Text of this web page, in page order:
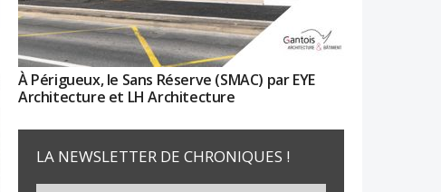
À Périgueux, le Sans Réserve (SMAC) par EYE
Architecture et LH Architecture
LA NEWSLETTER DE CHRONIQUES !